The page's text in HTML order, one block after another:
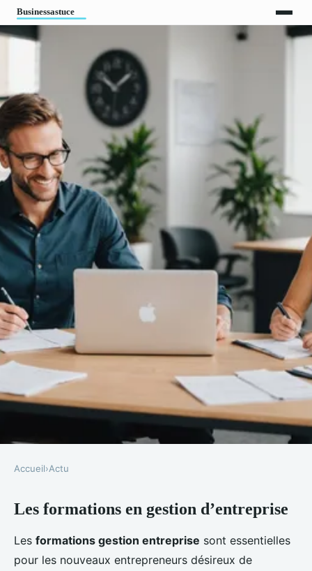
Les formations indispensables
pour réussir la création de son
entreprise
Accueil›Actu
Les formations en gestion d’entreprise
Les formations gestion entreprise sont essentielles
pour les nouveaux entrepreneurs désireux de